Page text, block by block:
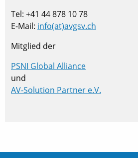
Tel: +41 44 878 10 78
E-Mail: info(at)avgsv.ch
Mitglied der
PSNI Global Alliance
und
AV-Solution Partner e.V.